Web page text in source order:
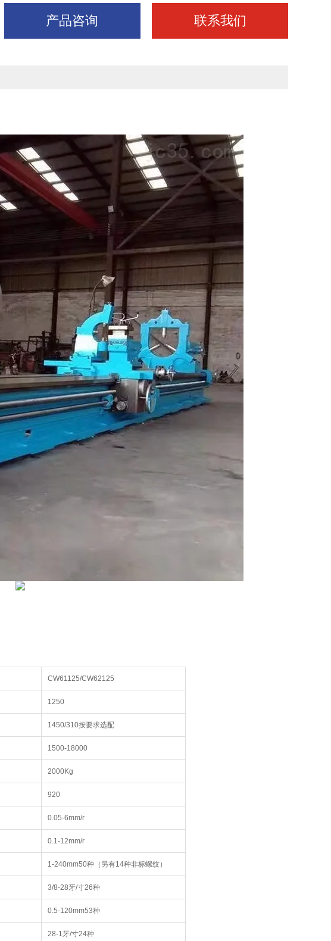
产品咨询 联系我们
CW61125/CW62125
1250
1450/310按要求选配
1500-18000
2000Kg
920
0.05-6mm/r
0.1-12mm/r
1-240mm50种（另有14种非标螺纹）
3/8-28牙/寸26种
0.5-120mm53种
28-1牙/寸24种